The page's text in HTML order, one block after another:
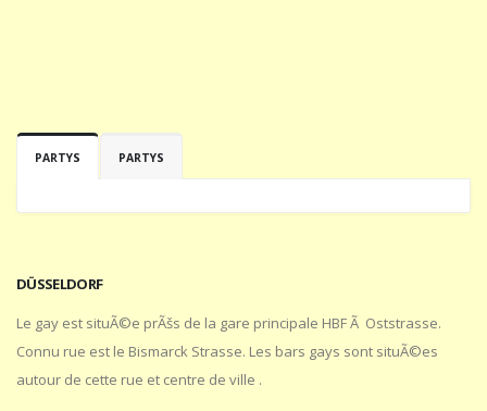
PARTYS PARTYS
DÜSSELDORF
Le gay est situÃ©e prÃšs de la gare principale HBF Ã Oststrasse.
Connu rue est le Bismarck Strasse. Les bars gays sont situÃ©es
autour de cette rue et centre de ville .